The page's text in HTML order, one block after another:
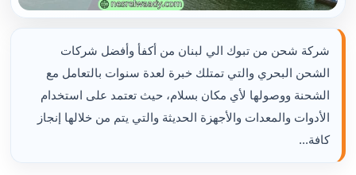
شركة شحن من تبوك الي لبنان من أكفأ وأفضل شركات
الشحن البحري والتي تمتلك خبرة لعدة سنوات بالتعامل مع
الشحنة ووصولها لأي مكان بسلام، حيث تعتمد على استخدام
الأدوات والمعدات والأجهزة الحديثة والتي يتم من خلالها إنجاز
كافة...